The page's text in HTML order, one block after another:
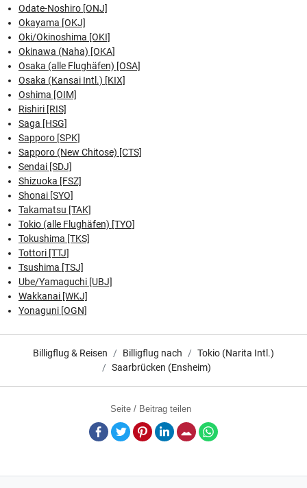
Odate-Noshiro [ONJ]
Okayama [OKJ]
Oki/Okinoshima [OKI]
Okinawa (Naha) [OKA]
Osaka (alle Flughäfen) [OSA]
Osaka (Kansai Intl.) [KIX]
Oshima [OIM]
Rishiri [RIS]
Saga [HSG]
Sapporo [SPK]
Sapporo (New Chitose) [CTS]
Sendai [SDJ]
Shizuoka [FSZ]
Shonai [SYO]
Takamatsu [TAK]
Tokio (alle Flughäfen) [TYO]
Tokushima [TKS]
Tottori [TTJ]
Tsushima [TSJ]
Ube/Yamaguchi [UBJ]
Wakkanai [WKJ]
Yonaguni [OGN]
Billigflug & Reisen Billigflug nach
Tokio (Narita Intl.)
Saarbrücken (Ensheim)
Seite / Beitrag teilen
Facebook
TwitterPinterestLinkedInE-Mail